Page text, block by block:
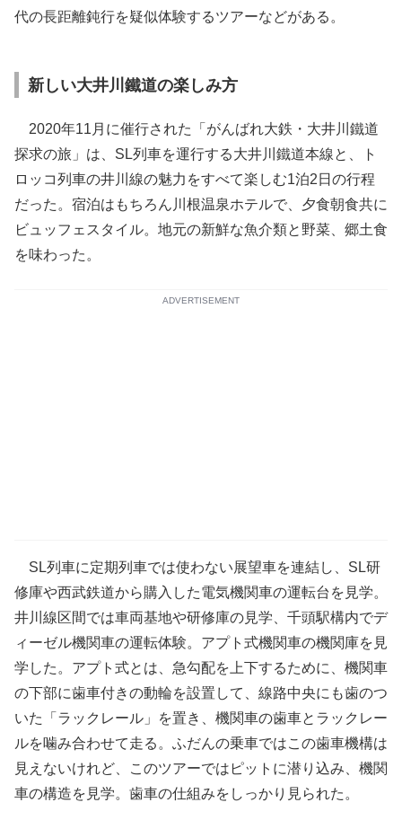
代の長距離鈍行を疑似体験するツアーなどがある。
新しい大井川鐵道の楽しみ方
2020年11月に催行された「がんばれ大鉄・大井川鐵道
探求の旅」は、SL列車を運行する大井川鐵道本線と、ト
ロッコ列車の井川線の魅力をすべて楽しむ1泊2日の行程
だった。宿泊はもちろん川根温泉ホテルで、夕食朝食共に
ビュッフェスタイル。地元の新鮮な魚介類と野菜、郷土食
を味わった。
ADVERTISEMENT
SL列車に定期列車では使わない展望車を連結し、SL研
修庫や西武鉄道から購入した電気機関車の運転台を見学。
井川線区間では車両基地や研修庫の見学、千頭駅構内でデ
ィーゼル機関車の運転体験。アプト式機関車の機関庫を見
学した。アプト式とは、急勾配を上下するために、機関車
の下部に歯車付きの動輪を設置して、線路中央にも歯のつ
いた「ラックレール」を置き、機関車の歯車とラックレー
ルを噛み合わせて走る。ふだんの乗車ではこの歯車機構は
見えないけれど、このツアーではピットに潜り込み、機関
車の構造を見学。歯車の仕組みをしっかり見られた。